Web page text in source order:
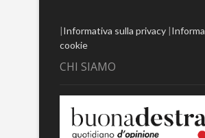
|Informativa sulla privacy |
cookie
CHI SIAMO